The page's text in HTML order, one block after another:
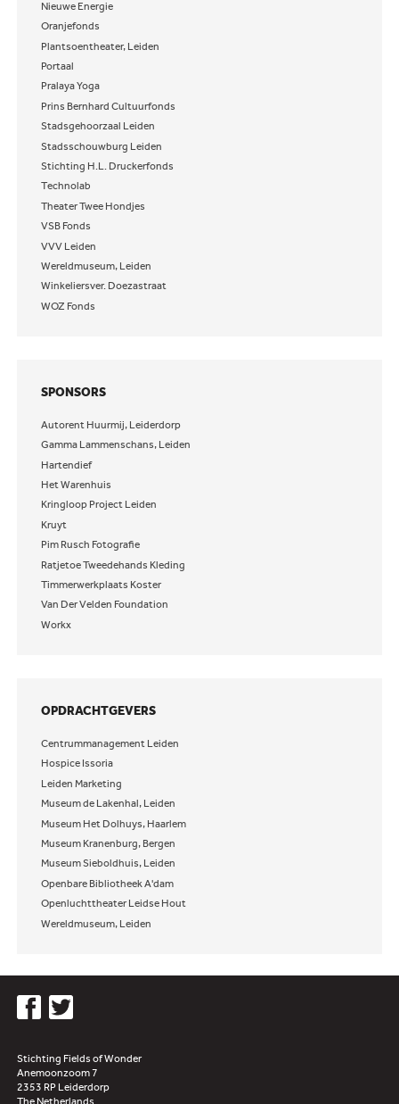
Nieuwe Energie
Oranjefonds
Plantsoentheater, Leiden
Portaal
Pralaya Yoga
Prins Bernhard Cultuurfonds
Stadsgehoorzaal Leiden
Stadsschouwburg Leiden
Stichting H.L. Druckerfonds
Technolab
Theater Twee Hondjes
VSB Fonds
VVV Leiden
Wereldmuseum, Leiden
Winkeliersver. Doezastraat
WOZ Fonds
SPONSORS
Autorent Huurmij, Leiderdorp
Gamma Lammenschans, Leiden
Hartendief
Het Warenhuis
Kringloop Project Leiden
Kruyt
Pim Rusch Fotografie
Ratjetoe Tweedehands Kleding
Timmerwerkplaats Koster
Van Der Velden Foundation
Workx
OPDRACHTGEVERS
Centrummanagement Leiden
Hospice Issoria
Leiden Marketing
Museum de Lakenhal, Leiden
Museum Het Dolhuys, Haarlem
Museum Kranenburg, Bergen
Museum Sieboldhuis, Leiden
Openbare Bibliotheek A'dam
Openluchttheater Leidse Hout
Wereldmuseum, Leiden
Stichting Fields of Wonder
Anemoonzoom 7
2353 RP Leiderdorp
The Netherlands